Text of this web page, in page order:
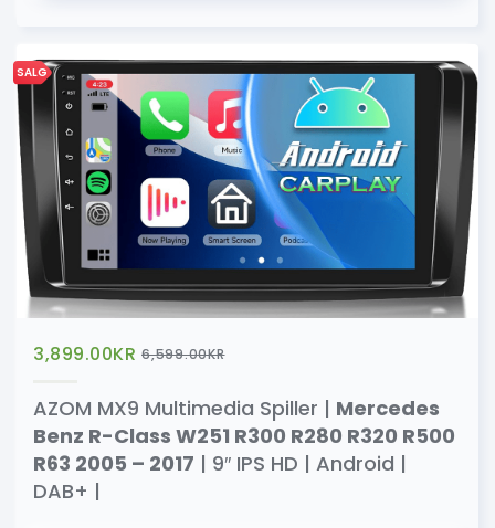
SALG
3,899.00KR 6,599.00KR
AZOM MX9 Multimedia Spiller | Mercedes
Benz R-Class W251 R300 R280 R320 R500
R63 2005 – 2017 | 9″ IPS HD | Android |
DAB+ |